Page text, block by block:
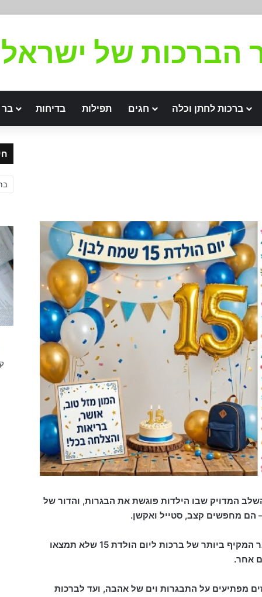
הברכות של ישראל
ברכות לחתן וכלה חגים תפילות בדיחות בר
הולדת 15 ייחודיות מאתר הברכות. גיל 15 הוא השלב המדויק שבו הילדות פוגשת את הבגרות, והדור של
הם מחפשים קצב, סטייל ואקשן.
כדי לחסוך לכם זמן ומחשבה מול דף חלק, יצרנו את המאגר המקיף ביותר של ברכות ליום הולדת 15 שלא תמצאו
אחר.
מפתיעים על התבגרות וים של אהבה, ועד לברכות
לפי